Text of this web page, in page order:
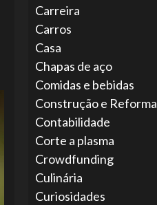
Carreira
Carros
Casa
Chapas de aço
Comidas e bebidas
Construção e Reforma
Contabilidade
Corte a plasma
Crowdfunding
Culinária
Curiosidades